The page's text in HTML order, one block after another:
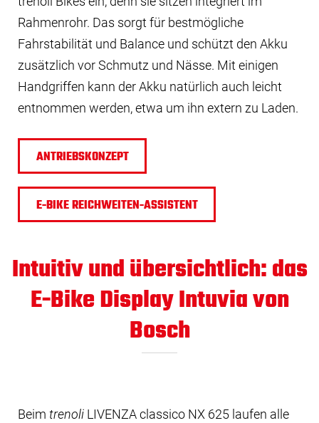
Rahmenrohr. Das sorgt für bestmögliche
Fahrstabilität und Balance und schützt den Akku
zusätzlich vor Schmutz und Nässe. Mit einigen
Handgriffen kann der Akku natürlich auch leicht
entnommen werden, etwa um ihn extern zu Laden.
ANTRIEBSKONZEPT
E-BIKE REICHWEITEN-ASSISTENT
Intuitiv und übersichtlich: das
E-Bike Display Intuvia von
Bosch
Beim trenoli LIVENZA classico NX 625 laufen alle